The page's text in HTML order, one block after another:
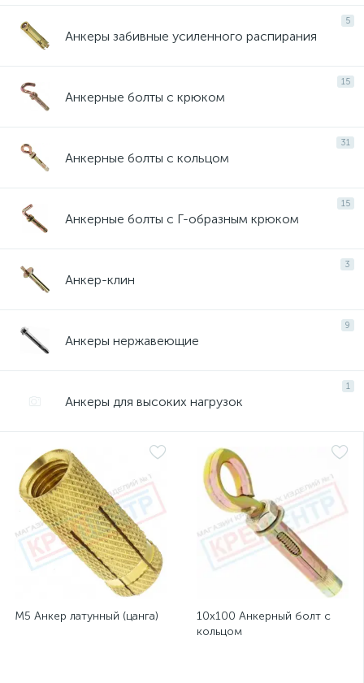
5
Анкеры забивные усиленного распирания
15
Анкерные болты с крюком
31
Анкерные болты с кольцом
15
Анкерные болты с Г-образным крюком
3
Анкер-клин
9
Анкеры нержавеющие
1
Анкеры для высоких нагрузок
М5 Анкер латунный (цанга)
10х100 Анкерный болт с
кольцом